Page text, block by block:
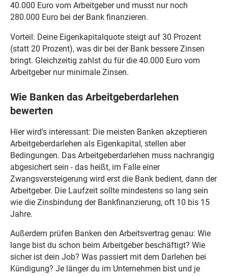
40.000 Euro vom Arbeitgeber und musst nur noch
280.000 Euro bei der Bank finanzieren.
Vorteil: Deine Eigenkapitalquote steigt auf 30 Prozent
(statt 20 Prozent), was dir bei der Bank bessere Zinsen
bringt. Gleichzeitig zahlst du für die 40.000 Euro vom
Arbeitgeber nur minimale Zinsen.
Wie Banken das Arbeitgeberdarlehen
bewerten
Hier wird's interessant: Die meisten Banken akzeptieren
Arbeitgeberdarlehen als Eigenkapital, stellen aber
Bedingungen. Das Arbeitgeberdarlehen muss nachrangig
abgesichert sein - das heißt, im Falle einer
Zwangsversteigerung wird erst die Bank bedient, dann der
Arbeitgeber. Die Laufzeit sollte mindestens so lang sein
wie die Zinsbindung der Bankfinanzierung, oft 10 bis 15
Jahre.
Außerdem prüfen Banken den Arbeitsvertrag genau: Wie
lange bist du schon beim Arbeitgeber beschäftigt? Wie
sicher ist dein Job? Was passiert mit dem Darlehen bei
Kündigung? Je länger du im Unternehmen bist und je